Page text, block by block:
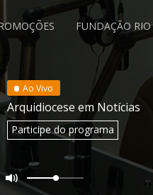
FUNDAÇÃO
Ao Vivo
Arquidiocese em Notícias
Participedo programa